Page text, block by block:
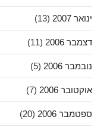
ינואר 2007 (13)
דצמבר 2006 (11)
נובמבר 2006 (5)
אוקטובר 2006 (7)
ספטמבר 2006 (20)